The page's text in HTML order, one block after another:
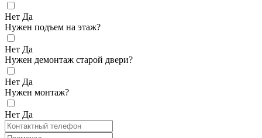
Нет Да
Нужен подъем на этаж?
Нет Да
Нужен демонтаж старой двери?
Нет Да
Нужен монтаж?
Нет Да